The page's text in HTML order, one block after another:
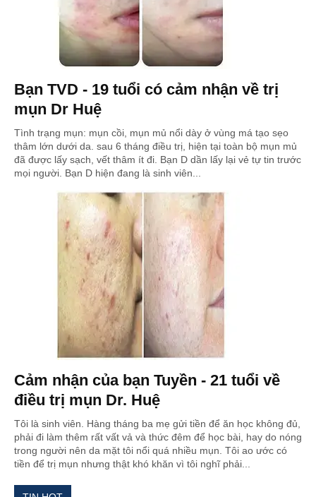
Bạn TVD - 19 tuổi có cảm nhận về trị
mụn Dr Huệ
Tình trạng mụn: mụn cồi, mụn mủ nổi dày ở vùng má tạo sẹo
thâm lớn dưới da. sau 6 tháng điều trị, hiện tại toàn bộ mụn mủ
đã được lấy sạch, vết thâm ít đi. Bạn D dần lấy lại vẻ tự tin trước
mọi người. Bạn D hiện đang là sinh viên...
Cảm nhận của bạn Tuyền - 21 tuổi về
điều trị mụn Dr. Huệ
Tôi là sinh viên. Hàng tháng ba mẹ gửi tiền để ăn học không đủ,
phải đi làm thêm rất vất vả và thức đêm để học bài, hay do nóng
trong người nên da mặt tôi nổi quá nhiều mụn. Tôi ao ước có
tiền để trị mụn nhưng thật khó khăn vì tôi nghĩ phải...